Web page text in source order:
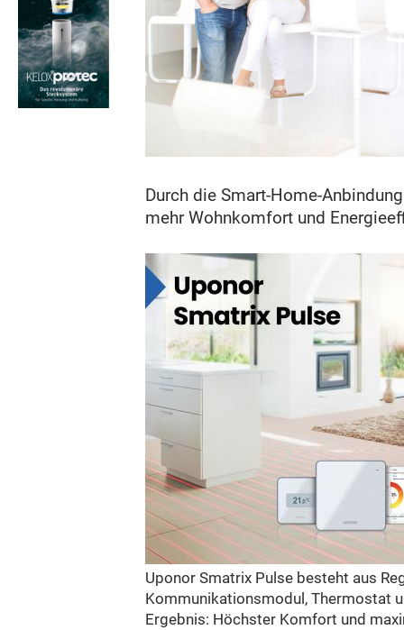
Durch die Smart-Home-
mehr Wohnkomfort und
Uponor Smatrix Pulse besteht aus
Kommunikationsmodul, Thermostat
Ergebnis: Höchster Komfort und